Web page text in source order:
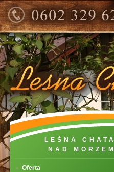
LEŚNA CHATA
NAD MORZEM
Oferta